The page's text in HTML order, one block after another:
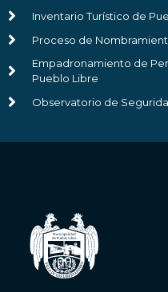
Inventario Turístico de
Proceso de
Empadronamiento de
Pueblo Libre
Observatorio de